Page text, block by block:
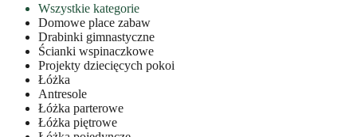
Wszystkie kategorie
Domowe place zabaw
Drabinki gimnastyczne
Ścianki wspinaczkowe
Projekty dziecięcych pokoi
Łóżka
Antresole
Łóżka parterowe
Łóżka piętrowe